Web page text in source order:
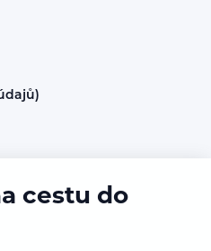
cestu do